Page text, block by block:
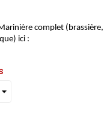
complet (brassière,
ici :